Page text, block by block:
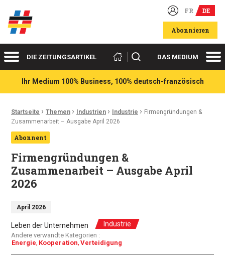
Deutsch-französische Wirtschaftsakteure FR DE
Abonnieren
MenüDIE ZEITUNGSARTIKEL Suchen DAS MEDIUM
Ihr Medium 100% Business, 100% deutsch-französisch
Ariadnefaden:
Startseite › Themen › Industrien › Industrie › Firmengründungen &
Zusammenarbeit – Ausgabe April 2026
Abonnent
Firmengründungen &
Zusammenarbeit – Ausgabe April
2026
April 2026
Leben der Unternehmen Industrie
Andere verwandte Kategorien :
Energie Kooperation Verteidigung